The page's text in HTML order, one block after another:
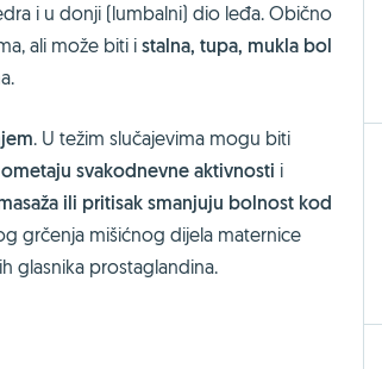
i u donji (lumbalni) dio leđa. Obično
ali može biti i stalna, tupa, mukla bol
. U težim slučajevima mogu biti
svakodnevne aktivnosti i
ili pritisak smanjuju bolnost kod
grčenja mišićnog dijela maternice
glasnika prostaglandina.